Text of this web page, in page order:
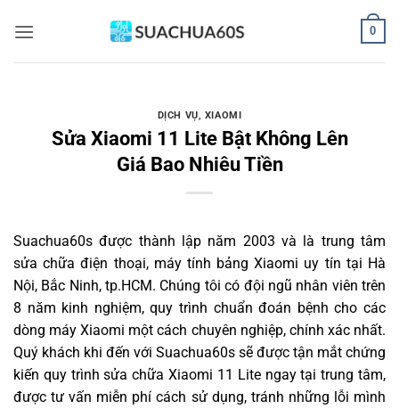
qua
0
DỊCH VỤ, XIAOMI
Sửa Xiaomi 11 Lite Bật Không Lên
Giá Bao Nhiêu Tiền
Suachua60s được thành lập năm 2003 và là trung tâm
sửa chữa điện thoại, máy tính bảng Xiaomi uy tín tại Hà
Nội, Bắc Ninh, tp.HCM. Chúng tôi có đội ngũ nhân viên trên
8 năm kinh nghiệm, quy trình chuẩn đoán bệnh cho các
dòng máy Xiaomi một cách chuyên nghiệp, chính xác nhất.
Quý khách khi đến với Suachua60s sẽ được tận mắt chứng
kiến quy trình sửa chữa Xiaomi 11 Lite ngay tại trung tâm,
được tư vấn miễn phí cách sử dụng, tránh những lỗi mình